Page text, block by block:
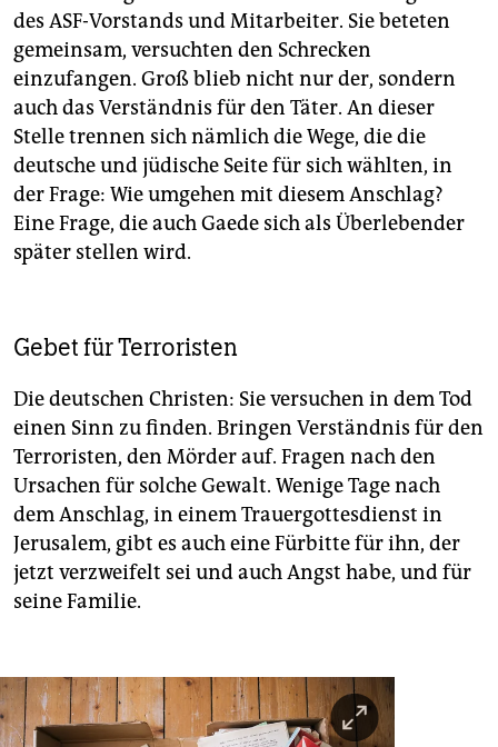
des ASF-Vorstands und Mitarbeiter. Sie beteten
gemeinsam, versuchten den Schrecken
einzufangen. Groß blieb nicht nur der, sondern
auch das Verständnis für den Täter. An dieser
Stelle trennen sich nämlich die Wege, die die
deutsche und jüdische Seite für sich wählten, in
der Frage: Wie umgehen mit diesem Anschlag?
Eine Frage, die auch Gaede sich als Überlebender
später stellen wird.
Gebet für Terroristen
Die deutschen Christen: Sie versuchen in dem Tod
einen Sinn zu finden. Bringen Verständnis für den
Terroristen, den Mörder auf. Fragen nach den
Ursachen für solche Gewalt. Wenige Tage nach
dem Anschlag, in einem Trauergottesdienst in
Jerusalem, gibt es auch eine Fürbitte für ihn, der
jetzt verzweifelt sei und auch Angst habe, und für
seine Familie.